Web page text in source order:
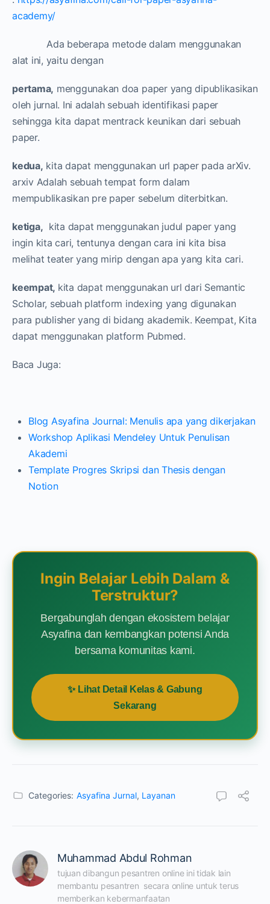
academy/
Ada beberapa metode dalam menggunakan
alat ini, yaitu dengan
pertama, menggunakan doa paper yang dipublikasikan
oleh jurnal. Ini adalah sebuah identifikasi paper
sehingga kita dapat mentrack keunikan dari sebuah
paper.
kedua, kita dapat menggunakan url paper pada arXiv.
arxiv Adalah sebuah tempat form dalam
mempublikasikan pre paper sebelum diterbitkan.
ketiga, kita dapat menggunakan judul paper yang
ingin kita cari, tentunya dengan cara ini kita bisa
melihat teater yang mirip dengan apa yang kita cari.
keempat, kita dapat menggunakan url dari Semantic
Scholar, sebuah platform indexing yang digunakan
para publisher yang di bidang akademik. Keempat, Kita
dapat menggunakan platform Pubmed.
Baca Juga:
Blog Asyafina Journal: Menulis apa yang dikerjakan
Workshop Aplikasi Mendeley Untuk Penulisan
Akademi
Template Progres Skripsi dan Thesis dengan
Notion
Ingin Belajar Lebih Dalam &
Terstruktur?
Bergabunglah dengan ekosistem belajar
Asyafina dan kembangkan potensi Anda
bersama komunitas kami.
✨ Lihat Detail Kelas & Gabung
Sekarang
Categories: Asyafina Jurnal, Layanan
Muhammad Abdul Rohman
tujuan dibangun pesantren online ini tidak lain
membantu pesantren  secara online untuk terus
memberikan kebermanfaatan